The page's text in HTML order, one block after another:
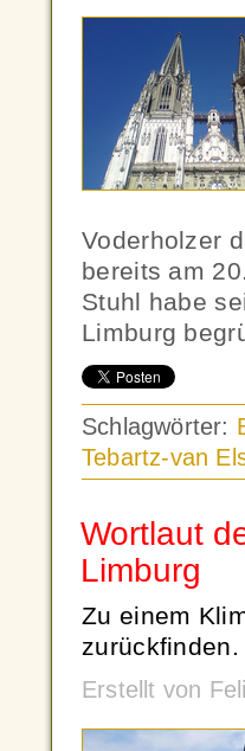
Voderholzer
bereits am
Stuhl habe
Limburg
Schlagwörter:
Tebartz-van
Wortlaut
Limburg
Zu einem
zurückfinden.
Erstellt von